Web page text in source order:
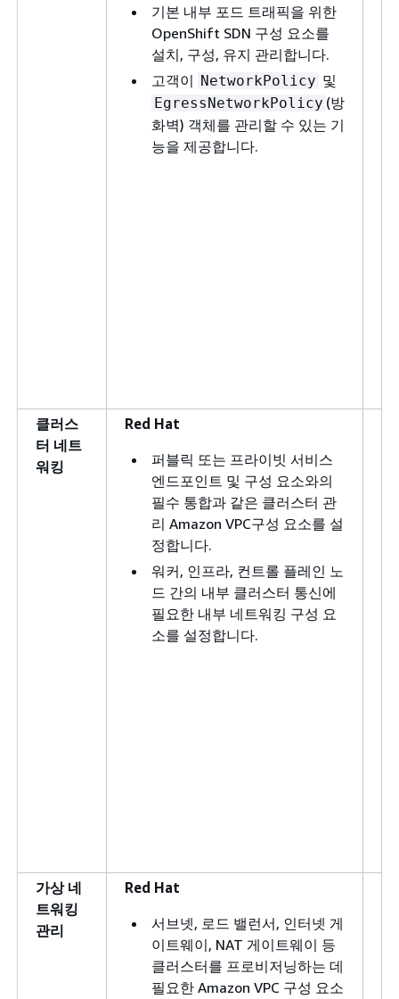
기본 내부 포드 트래픽을 위한
OpenShift SDN 구성 요소를
설치, 구성, 유지 관리합니다.
고객이 NetworkPolicy 및
EgressNetworkPolicy (방
화벽) 객체를 관리할 수 있는 기
능을 제공합니다.
클러스
터 네트
워킹
Red Hat
퍼블릭 또는 프라이빗 서비스
엔드포인트 및 구성 요소와의
필수 통합과 같은 클러스터 관
리 Amazon VPC구성 요소를 설
정합니다.
워커, 인프라, 컨트롤 플레인 노
드 간의 내부 클러스터 통신에
필요한 내부 네트워킹 구성 요
소를 설정합니다.
가상 네
트워킹
관리
Red Hat
서브넷, 로드 밸런서, 인터넷 게
이트웨이, NAT 게이트웨이 등
클러스터를 프로비저닝하는 데
필요한 Amazon VPC 구성 요소